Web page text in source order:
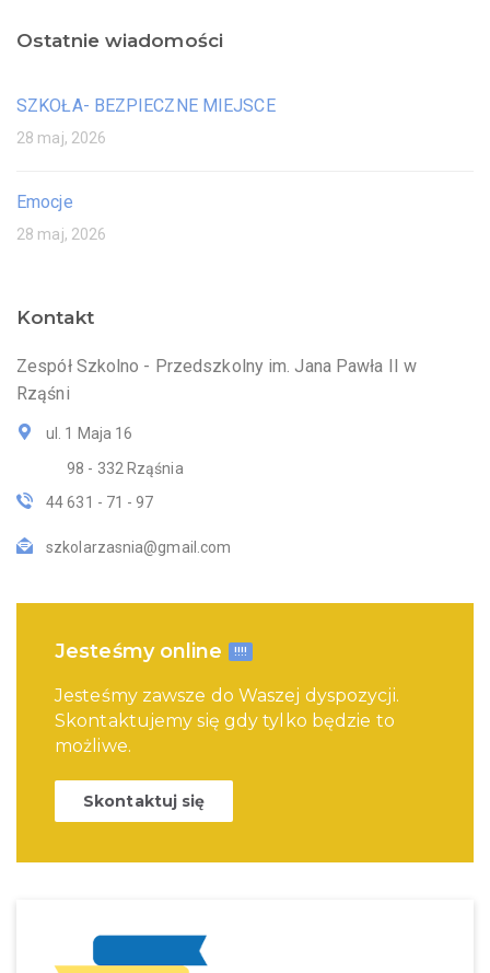
Ostatnie wiadomości
SZKOŁA- BEZPIECZNE MIEJSCE
28 maj, 2026
Emocje
28 maj, 2026
Kontakt
Zespół Szkolno - Przedszkolny im. Jana Pawła II w
Rząśni
ul. 1 Maja 16
98 - 332 Rząśnia
44 631 - 71 - 97
szkolarzasnia@gmail.com
Jesteśmy online !!!!
Jesteśmy zawsze do Waszej dyspozycji.
Skontaktujemy się gdy tylko będzie to
możliwe.
Skontaktuj się